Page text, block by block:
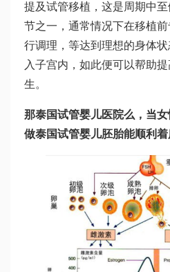
提及试管移植，这是周期中至
节之一，通常情况下在移植
行调理，等达到理想的身体
入子宫内，如此便可以帮助
生。
那泰国试管婴儿医院么，当女
做泰国试管婴儿胚胎能顺利